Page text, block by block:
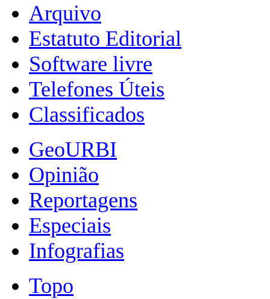
Arquivo
Estatuto Editorial
Software livre
Telefones Úteis
Classificados
GeoURBI
Opinião
Reportagens
Especiais
Infografias
Topo